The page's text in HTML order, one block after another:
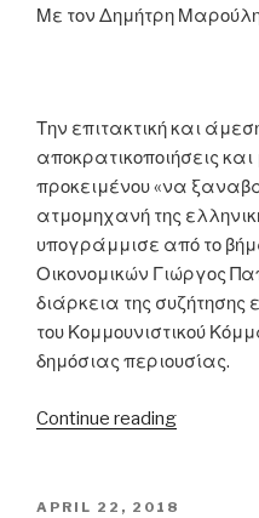
Με τον Δημήτρη
Την επιτακτική και
αποκρατικοποιήσεις
προκειμένου «να
ατμομηχανή της
υπογράμμισε από το
Οικονομικών Γιώργος
διάρκεια της συζήτησης
του Κομμουνιστικού
δημόσιας περιουσίας.
Continue reading“20/05/
POSTED
APRIL 22, 2018